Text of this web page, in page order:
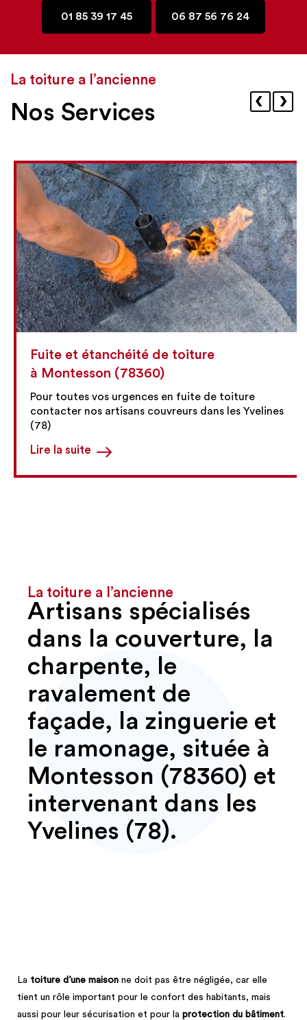
01 85 39 17 45 06 87 56 76 24
La toiture a l’ancienne
Nos Services
Entretien de toiture
à Montesson (78360)
Pour l'entretien de votre toiture faites appel à nos
couvreur experts dans les Yvelines (78)
‹ ›
La toiture a l’ancienne
Artisans spécialisés
dans la couverture, la
charpente, le
ravalement de
façade, la zinguerie et
le ramonage, située à
Montesson (78360) et
intervenant dans les
Yvelines (78).
La toiture d’une maison ne doit pas être négligée, car elle
tient un rôle important pour le confort des habitants, mais
aussi pour leur sécurisation et pour la protection du bâtiment.